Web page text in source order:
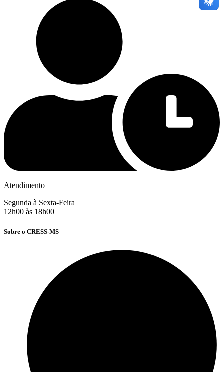
Atendimento
Segunda à Sexta-Feira
12h00 às 18h00
Sobre o CRESS-MS